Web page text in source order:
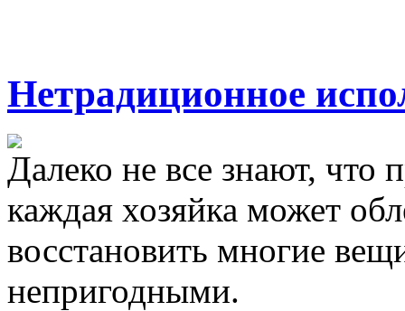
Нетрадиционное
Далеко не все знают, что
каждая хозяйка может
восстановить многие
непригодными.